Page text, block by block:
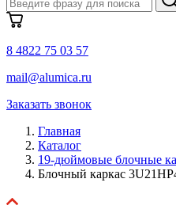
8 4822 75 03 57
mail@alumica.ru
Заказать звонок
Главная
Каталог
19-дюймовые блочные
Блочный каркас